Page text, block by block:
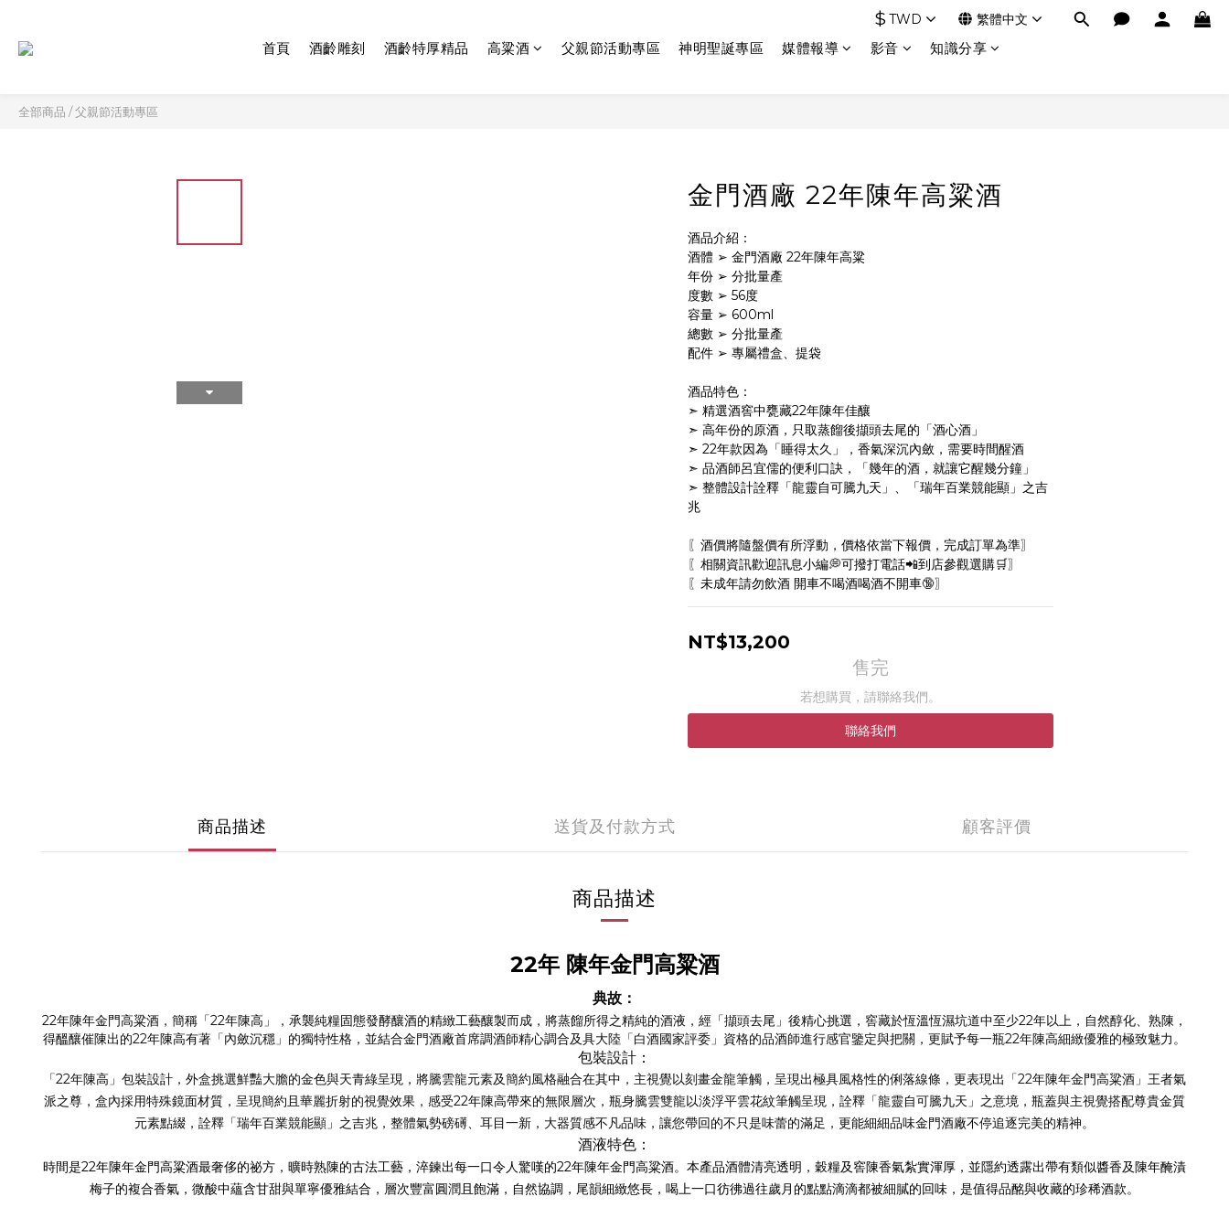
$ TWD 繁體中文
首頁 酒齡雕刻 酒齡特厚精品 高粱酒 父親節活動專區 神明聖誕專區 媒體報導 影音 知識分享
全部商品 /父親節活動專區
金門酒廠 22年陳年高粱酒
酒品介紹：
酒體 ➢ 金門酒廠 22年陳年高粱
年份 ➢ 分批量產
度數 ➢ 56度
容量 ➢ 600ml
總數 ➢ 分批量產
配件 ➢ 專屬禮盒、提袋
酒品特色：
➣ 精選酒窖中甕藏22年陳年佳釀
➣ 高年份的原酒，只取蒸餾後擷頭去尾的「酒心酒」
➣ 22年款因為「睡得太久」，香氣深沉內斂，需要時間醒酒
➣ 品酒師呂宜儒的便利口訣，「幾年的酒，就讓它醒幾分鐘」
➣ 整體設計詮釋「龍靈自可騰九天」、「瑞年百業競能顯」之吉
兆
〖酒價將隨盤價有所浮動，價格依當下報價，完成訂單為準〗
〖相關資訊歡迎訊息小編💭可撥打電話📲到店參觀選購🛒〗
〖未成年請勿飲酒 開車不喝酒喝酒不開車🔞〗
NT$13,200
售完
若想購買，請聯絡我們。
聯絡我們
商品描述 送貨及付款方式 顧客評價
商品描述
22年 陳年金門高粱酒
典故：
22年陳年金門高粱酒，簡稱「22年陳高」，承襲純糧固態發酵釀酒的精緻工藝釀製而成，將蒸餾所得之精純的酒液，經「擷頭去尾」後精心挑選，窖藏於恆溫恆濕坑道中至少22年以上，自然醇化、熟陳，
得醞釀催陳出的22年陳高有著「內斂沉穩」的獨特性格，並結合金門酒廠首席調酒師精心調合及具大陸「白酒國家評委」資格的品酒師進行感官鑒定與把關，更賦予每一瓶22年陳高細緻優雅的極致魅力。
包裝設計：
「22年陳高」包裝設計，外盒挑選鮮豔大膽的金色與天青綠呈現，將騰雲龍元素及簡約風格融合在其中，主視覺以刻畫金龍筆觸，呈現出極具風格性的俐落線條，更表現出「22年陳年金門高粱酒」王者氣
派之尊，盒內採用特殊鏡面材質，呈現簡約且華麗折射的視覺效果，感受22年陳高帶來的無限層次，瓶身騰雲雙龍以淡浮平雲花紋筆觸呈現，詮釋「龍靈自可騰九天」之意境，瓶蓋與主視覺搭配尊貴金質
元素點綴，詮釋「瑞年百業競能顯」之吉兆，整體氣勢磅礡、耳目一新，大器質感不凡品味，讓您帶回的不只是味蕾的滿足，更能細細品味金門酒廠不停追逐完美的精神。
酒液特色：
時間是22年陳年金門高粱酒最奢侈的祕方，曠時熟陳的古法工藝，淬鍊出每一口令人驚嘆的22年陳年金門高粱酒。本產品酒體清亮透明，穀糧及窖陳香氣紮實渾厚，並隱約透露出帶有類似醬香及陳年醃漬
梅子的複合香氣，微酸中蘊含甘甜與單寧優雅結合，層次豐富圓潤且飽滿，自然協調，尾韻細緻悠長，喝上一口彷彿過往歲月的點點滴滴都被細膩的回味，是值得品酩與收藏的珍稀酒款。